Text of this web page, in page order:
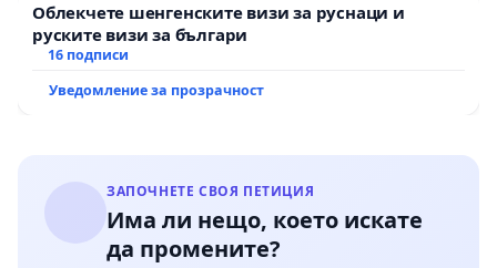
Облекчете шенгенските визи за руснаци и
руските визи за българи
16 подписи
Уведомление за прозрачност
ЗАПОЧНЕТЕ СВОЯ ПЕТИЦИЯ
Има ли нещо, което искате
да промените?